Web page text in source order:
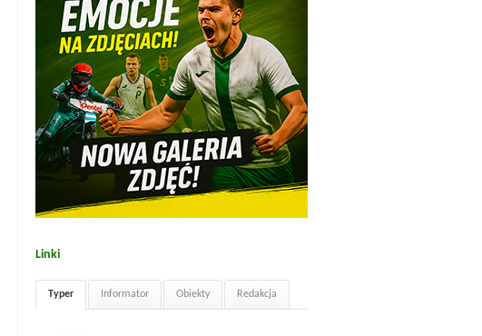
Linki
Typer Informator Obiekty Redakcja